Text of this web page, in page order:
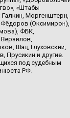
«Штабы
Галкин, Моргенштерн,
(Оксимирон),
ФБК,
Шац, Глуховский,
Прусикин и другие.
под судебным
РФ.